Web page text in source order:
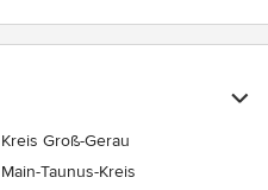
Kreis Groß-Gerau
Main-Taunus-Kreis